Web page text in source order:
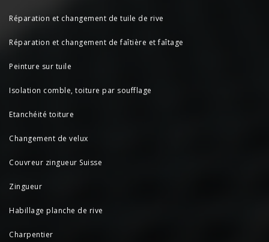
Réparation et changement de tuile de rive
Réparation et changement de faîtière et faîtage
Peinture sur tuile
Isolation comble, toiture par soufflage
Etanchéité toiture
Changement de velux
Couvreur zingueur Suisse
Zingueur
Habillage planche de rive
Charpentier